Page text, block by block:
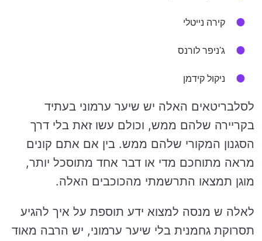
קירה נייטלי
ג'ניפר לורנס
ניקול קידמן
לסלבריטאים האלה יש שיער ערמוני בעתיד
בקריירה שלהם ממש, וכולם עשו זאת בלי דרך
הסגנון המקורי שלהם ממש. בין אם אתם קונים
מראה מתוחכם מדי או דבר אחד מתוסכל יותר,
מוגן תמצאו התרשמתי מהכוכבים האלה.
לאלה ש מנסה למצוא ידע תוספת על איך להגיע
תסרוקת גחמנית בלי שיער ערמוני, יש הרבה מאוד